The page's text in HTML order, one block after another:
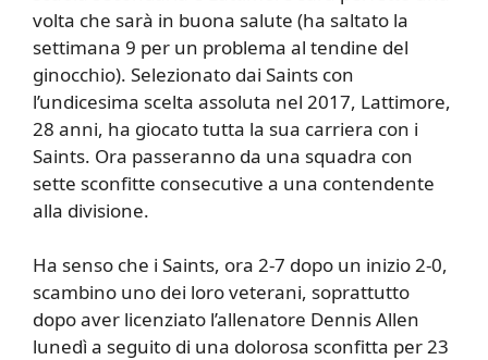
volta che sarà in buona salute (ha saltato la
settimana 9 per un problema al tendine del
ginocchio). Selezionato dai Saints con
l’undicesima scelta assoluta nel 2017, Lattimore,
28 anni, ha giocato tutta la sua carriera con i
Saints. Ora passeranno da una squadra con
sette sconfitte consecutive a una contendente
alla divisione.
Ha senso che i Saints, ora 2-7 dopo un inizio 2-0,
scambino uno dei loro veterani, soprattutto
dopo aver licenziato l’allenatore Dennis Allen
lunedì a seguito di una dolorosa sconfitta per 23